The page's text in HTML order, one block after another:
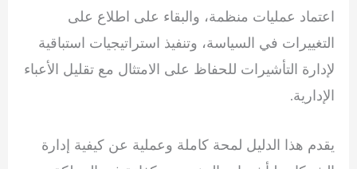
اعتماد عمليات منظمة، والبقاء على اطلاع على
التغييرات في السياسة، وتنفيذ استراتيجيات استباقية
لإدارة التأشيرات للحفاظ على الامتثال مع تقليل الأعباء
الإدارية.
يقدم هذا الدليل لمحة كاملة وعملية عن كيفية إدارة